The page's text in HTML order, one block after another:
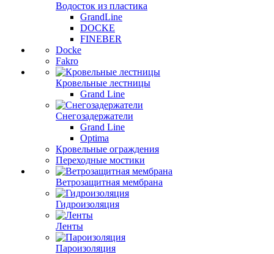
Водосток из пластика
GrandLine
DOCKE
FINEBER
Docke
Fakro
Кровельные лестницы
Grand Line
Снегозадержатели
Grand Line
Optima
Кровельные ограждения
Переходные мостики
Ветрозащитная мембрана
Гидроизоляция
Ленты
Пароизоляция